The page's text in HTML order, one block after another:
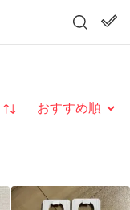
並び替え